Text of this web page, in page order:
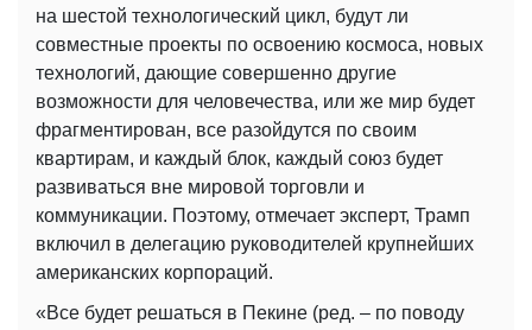
на шестой технологический цикл, будут ли
совместные проекты по освоению космоса, новых
технологий, дающие совершенно другие
возможности для человечества, или же мир будет
фрагментирован, все разойдутся по своим
квартирам, и каждый блок, каждый союз будет
развиваться вне мировой торговли и
коммуникации. Поэтому, отмечает эксперт, Трамп
включил в делегацию руководителей крупнейших
американских корпораций.
«Все будет решаться в Пекине (ред. – по поводу